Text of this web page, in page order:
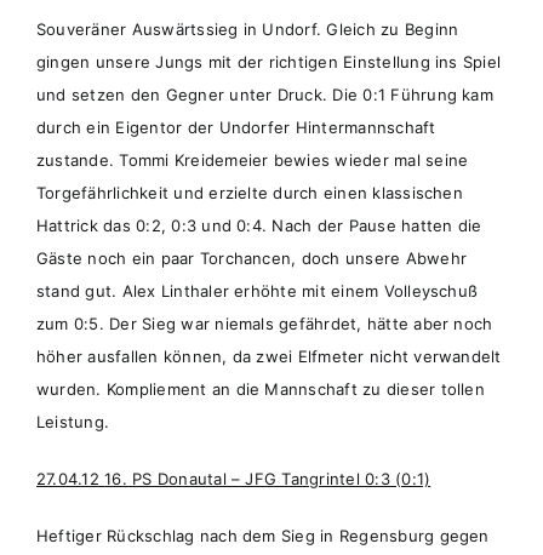
Souveräner Auswärtssieg in Undorf. Gleich zu Beginn
gingen unsere Jungs mit der richtigen Einstellung ins Spiel
und setzen den Gegner unter Druck. Die 0:1 Führung kam
durch ein Eigentor der Undorfer Hintermannschaft
zustande. Tommi Kreidemeier bewies wieder mal seine
Torgefährlichkeit und erzielte durch einen klassischen
Hattrick das 0:2, 0:3 und 0:4. Nach der Pause hatten die
Gäste noch ein paar Torchancen, doch unsere Abwehr
stand gut. Alex Linthaler erhöhte mit einem Volleyschuß
zum 0:5. Der Sieg war niemals gefährdet, hätte aber noch
höher ausfallen können, da zwei Elfmeter nicht verwandelt
wurden. Kompliement an die Mannschaft zu dieser tollen
Leistung.
27.04.12 16. PS Donautal – JFG Tangrintel 0:3 (0:1)
Heftiger Rückschlag nach dem Sieg in Regensburg gegen